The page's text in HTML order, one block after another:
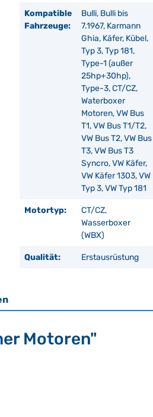
Kompatible
Fahrzeuge:
Bulli, Bulli bis
7.1967, Karmann
Ghia, Käfer, Kübel,
Typ 3, Typ 181,
Type-1 (außer
25hp+30hp),
Type-3, CT/CZ,
Waterboxer
Motoren, VW Bus
T1, VW Bus T1/T2,
VW Bus T2, VW Bus
T3, VW Bus T3
Syncro, VW Käfer,
VW Käfer 1303, VW
Typ 3, VW Typ 181
Motortyp:
CT/CZ,
Wasserboxer
(WBX)
Qualität: Erstausrüstung
Motoren"